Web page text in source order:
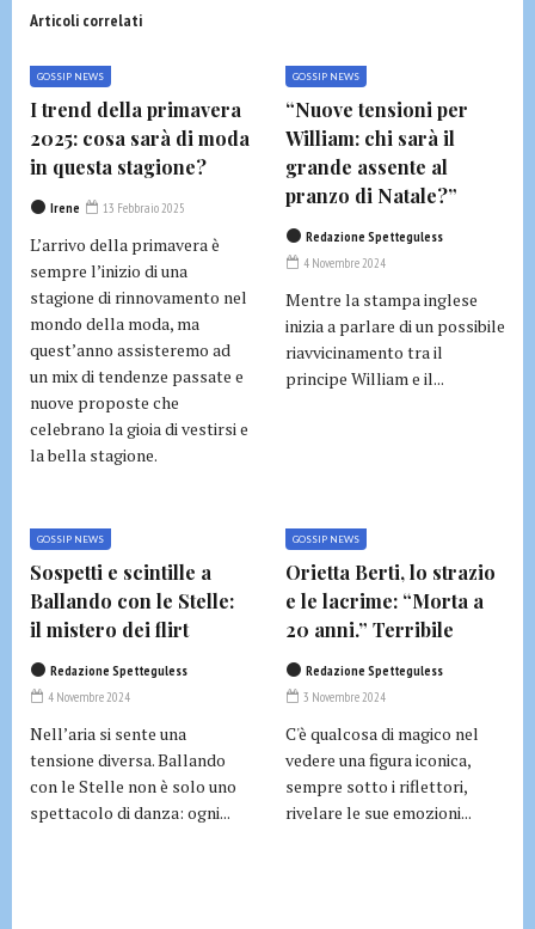
Articoli correlati
GOSSIP NEWS
I trend della primavera
2025: cosa sarà di moda
in questa stagione?
Irene 13 Febbraio 2025
L’arrivo della primavera è
sempre l’inizio di una
stagione di rinnovamento nel
mondo della moda, ma
quest’anno assisteremo ad
un mix di tendenze passate e
nuove proposte che
celebrano la gioia di vestirsi e
la bella stagione.
GOSSIP NEWS
“Nuove tensioni per
William: chi sarà il
grande assente al
pranzo di Natale?”
Redazione Spetteguless
4 Novembre 2024
Mentre la stampa inglese
inizia a parlare di un possibile
riavvicinamento tra il
principe William e il...
GOSSIP NEWS
Sospetti e scintille a
Ballando con le Stelle:
il mistero dei flirt
Redazione Spetteguless
4 Novembre 2024
Nell’aria si sente una
tensione diversa. Ballando
con le Stelle non è solo uno
spettacolo di danza: ogni...
GOSSIP NEWS
Orietta Berti, lo strazio
e le lacrime: “Morta a
20 anni.” Terribile
Redazione Spetteguless
3 Novembre 2024
C'è qualcosa di magico nel
vedere una figura iconica,
sempre sotto i riflettori,
rivelare le sue emozioni...